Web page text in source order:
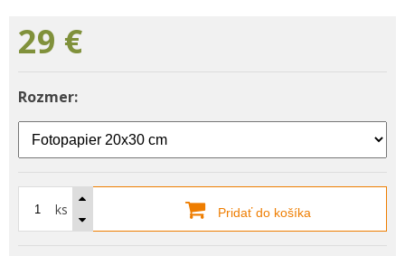
29 €
Rozmer:
ks Pridať do košíka